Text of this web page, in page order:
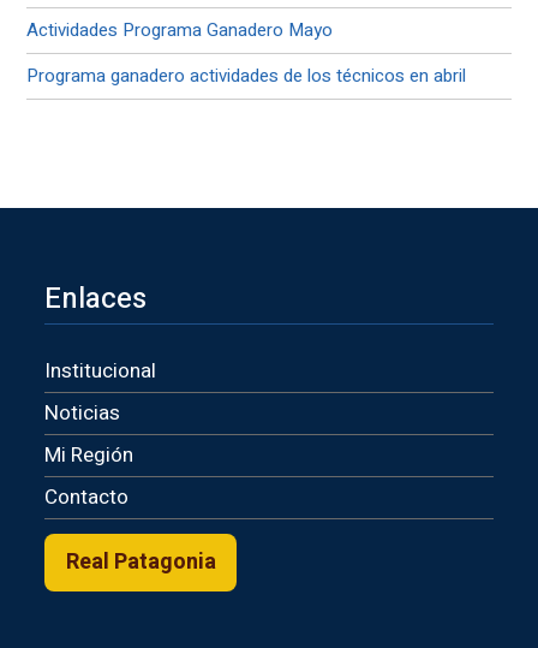
Actividades Programa Ganadero Mayo
Programa ganadero actividades de los técnicos en abril
Enlaces
Institucional
Noticias
Mi Región
Contacto
Real Patagonia